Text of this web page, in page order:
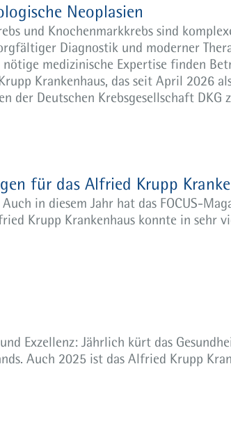
Neoplasien
und Knochenmarkkrebs sind
Diagnostik und moderner
medizinische Expertise finden
Krankenhaus, das seit April 2026
der Deutschen Krebsgesellschaft
für das Alfried Krupp
Auch in diesem Jahr hat das FOCUS-
Krupp Krankenhaus konnte in sehr
Exzellenz: Jährlich kürt das
Auch 2025 ist das Alfried Krupp